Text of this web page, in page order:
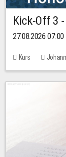
Kick-Off 3
27.08.2026
Kurs
11 Plätze